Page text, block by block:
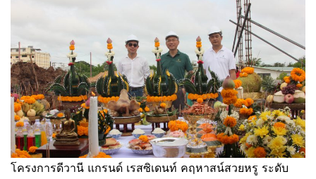
โครงการดีวานี แกรนด์ เรสซิเดนท์ คฤหาสน์สวยหรู ระดับ